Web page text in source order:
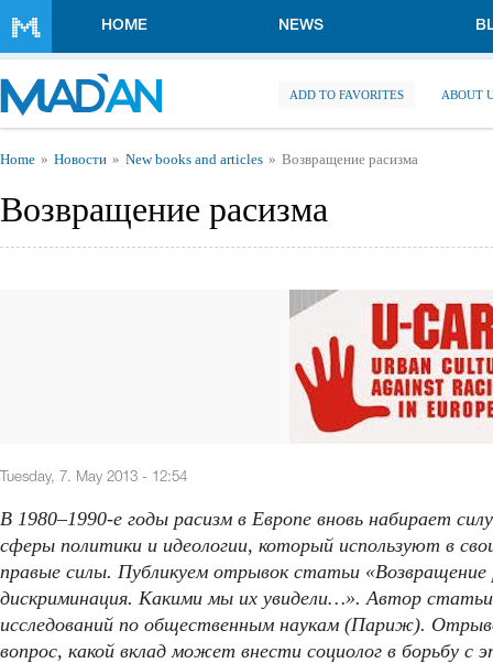
HOME NEWS
ADD TO FAVORITES ABOUT
You are here
Home Новости New books and articles Возвращение расизма
Возвращение расизма
Tuesday, 7. May 2013 - 12:54
В 1980–1990-е годы расизм в Европе вновь набирает
сферы политики и идеологии, который используют в
правые силы. Публикуем отрывок статьи «Возвращение
дискриминация. Какими мы их увидели…». Автор
исследований по общественным наукам (Париж).
вопрос, какой вклад может внести социолог в борьбу с